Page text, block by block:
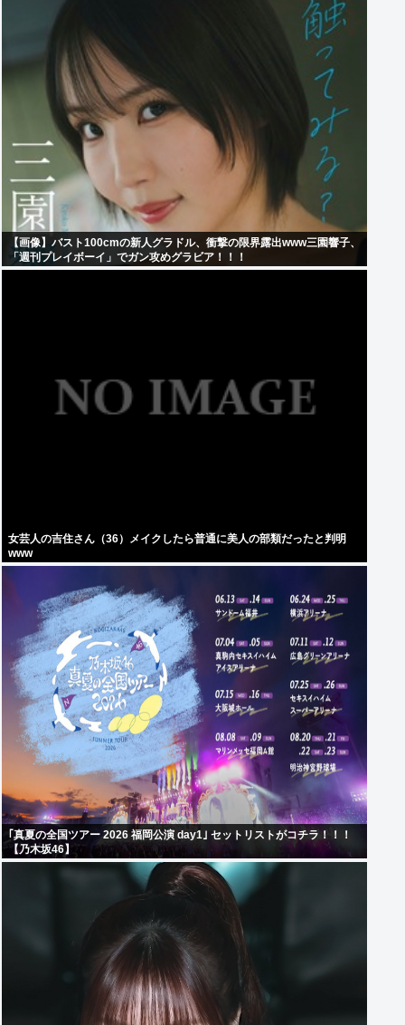
【画像】バスト100cmの新人グラドル、衝撃の限界露出www三園響子、
「週刊プレイボーイ」でガン攻めグラビア！！！
女芸人の吉住さん（36）メイクしたら普通に美人の部類だったと判明
www
｢真夏の全国ツアー 2026 福岡公演 day1｣ セットリストがコチラ！！！
【乃木坂46】